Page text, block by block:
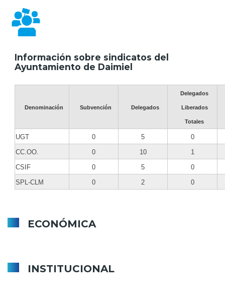
Información sobre sindicatos del
Ayuntamiento de Daimiel
Denominación Subvención Delegados
Delegados
Liberados
Totales
UGT 0 5
0
CC.OO.
0 10
1
CSIF
0 5
0
SPL-CLM
0 2 0
ECONÓMICA
Convenios y encomiendas de gestión
INSTITUCIONAL